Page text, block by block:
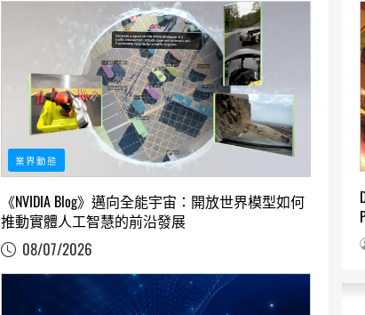
業界動態
《NVIDIA Blog》邁向全能宇宙：開放世界模型如何
推動實體人工智慧的前沿發展
08/07/2026